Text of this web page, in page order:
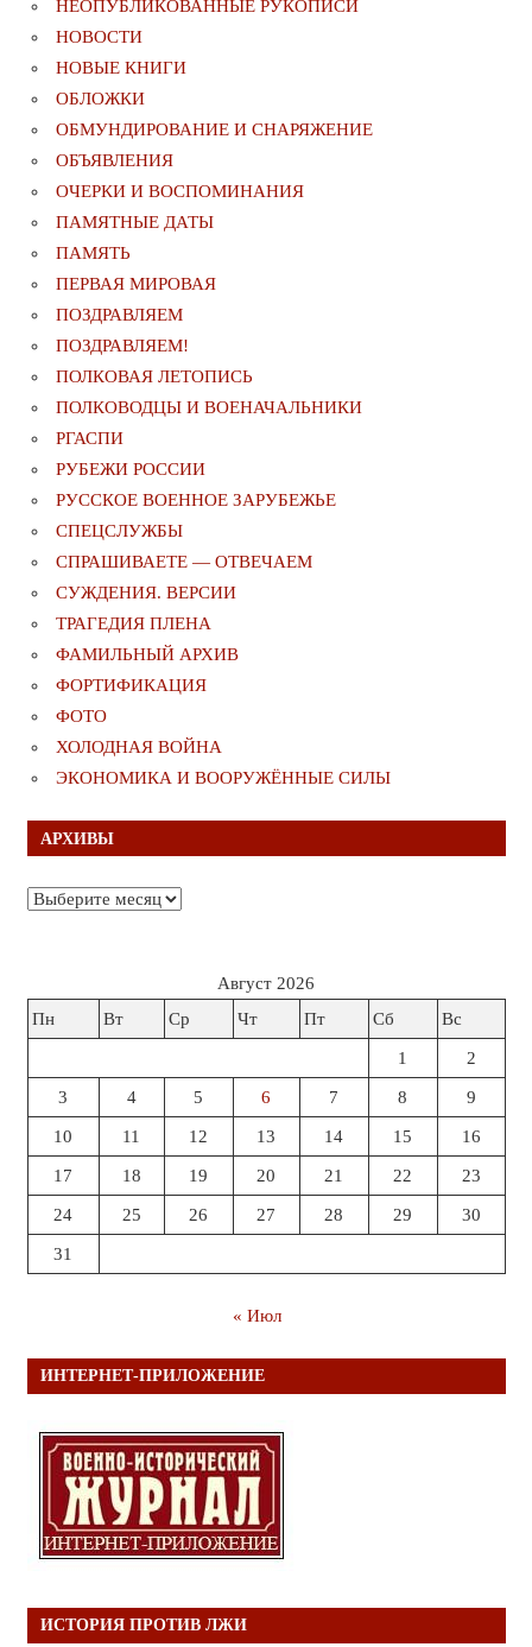
НЕОПУБЛИКОВАННЫЕ РУКОПИСИ
НОВОСТИ
НОВЫЕ КНИГИ
ОБЛОЖКИ
ОБМУНДИРОВАНИЕ И СНАРЯЖЕНИЕ
ОБЪЯВЛЕНИЯ
ОЧЕРКИ И ВОСПОМИНАНИЯ
ПАМЯТНЫЕ ДАТЫ
ПАМЯТЬ
ПЕРВАЯ МИРОВАЯ
ПОЗДРАВЛЯЕМ
ПОЗДРАВЛЯЕМ!
ПОЛКОВАЯ ЛЕТОПИСЬ
ПОЛКОВОДЦЫ И ВОЕНАЧАЛЬНИКИ
РГАСПИ
РУБЕЖИ РОССИИ
РУССКОЕ ВОЕННОЕ ЗАРУБЕЖЬЕ
СПЕЦСЛУЖБЫ
СПРАШИВАЕТЕ — ОТВЕЧАЕМ
СУЖДЕНИЯ. ВЕРСИИ
ТРАГЕДИЯ ПЛЕНА
ФАМИЛЬНЫЙ АРХИВ
ФОРТИФИКАЦИЯ
ФОТО
ХОЛОДНАЯ ВОЙНА
ЭКОНОМИКА И ВООРУЖЁННЫЕ СИЛЫ
АРХИВЫ
Архивы
Август 2026
Пн
Вт Ср Чт Пт Сб Вс
1 2
3 4 5 6 7 8 9
10 11 12 13 14 15 16
17 18 19 20 21 22 23
24 25 26 27 28 29 30
31
« Июл
ИНТЕРНЕТ-ПРИЛОЖЕНИЕ
ИСТОРИЯ ПРОТИВ ЛЖИ